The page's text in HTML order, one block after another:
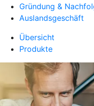
Gründung &
Auslandsgeschäft
Übersicht
Produkte